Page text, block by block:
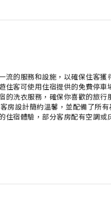
流的服務和設施，以確保住客
住客可使用住宿提供的免費停
的洗衣服務，確保你喜歡的旅
房設計簡約溫馨，並配備了所
住宿體驗，部分客房配有空調
客房配備沖泡咖啡或茶所需的一